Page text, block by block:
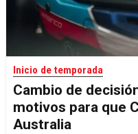
Inicio de temporada
Cambio de
motivos para que
Australia